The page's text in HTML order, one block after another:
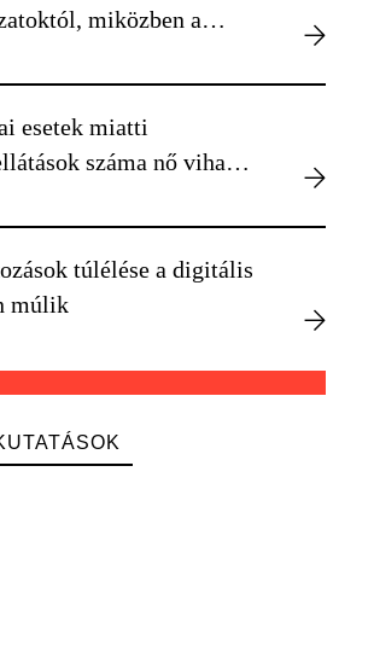
miközben a
esetek miatti
száma nő viharos
túlélése a digitális
múlik